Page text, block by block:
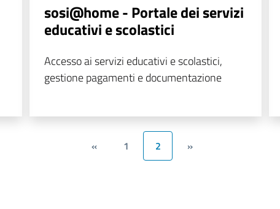
sosi@home - Portale dei servizi
educativi e scolastici
Accesso ai servizi educativi e scolastici,
gestione pagamenti e documentazione
« 1 2 »